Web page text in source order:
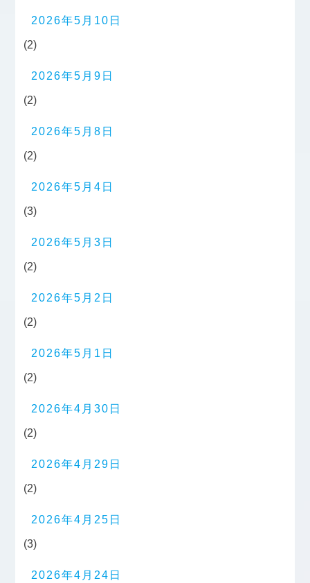
2026年5月10日
(2)
2026年5月9日
(2)
2026年5月8日
(2)
2026年5月4日
(3)
2026年5月3日
(2)
2026年5月2日
(2)
2026年5月1日
(2)
2026年4月30日
(2)
2026年4月29日
(2)
2026年4月25日
(3)
2026年4月24日